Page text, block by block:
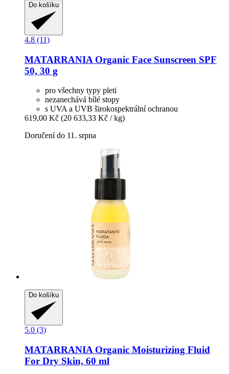
Do košíku
4.8 (11)
MATARRANIA Organic Face Sunscreen SPF
50, 30 g
pro všechny typy pleti
nezanechává bílé stopy
s UVA a UVB širokospektrální ochranou
619,00 Kč (20 633,33 Kč / kg)
Doručení do 11. srpna
Do košíku
5.0 (3)
MATARRANIA Organic Moisturizing Fluid
For Dry Skin, 60 ml